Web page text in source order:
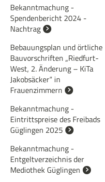
Bekanntmachung -
Spendenbericht 2024 -
Nachtrag
Bebauungsplan und örtliche
Bauvorschriften „Riedfurt-
West, 2. Änderung – KiTa
Jakobsäcker“ in
Frauenzimmern
Bekanntmachung -
Eintrittspreise des Freibads
Güglingen 2025
Bekanntmachung -
Entgeltverzeichnis der
Mediothek Güglingen